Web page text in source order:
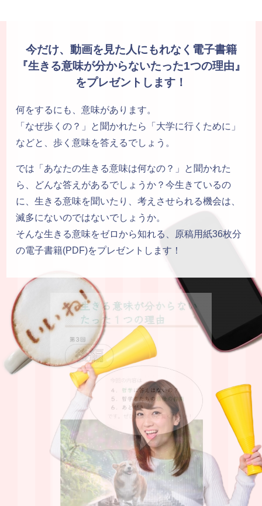
今だけ、動画を見た人にもれなく 電子書籍
『生きる意味が分からないたった1つの理由』
をプレゼントします！
何をするにも、意味があります。
​「なぜ歩くの？」と聞かれたら「大学に行くために」
などと、歩く意味を答えるでしょう。
では「あなたの生きる意味は何なの？」と聞かれた
ら、どんな答えがあるでしょうか？今生きているの
に、生きる意味を聞いたり、考えさせられる機会は、
滅多にないのではないでしょうか。
そんな生きる意味をゼロから知れる、原稿用紙36枚分
の電子書籍(PDF)をプレゼントします！